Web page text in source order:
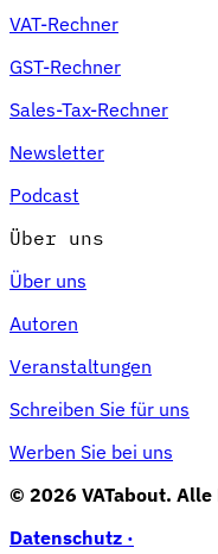
VAT-Rechner
GST-Rechner
Sales-Tax-Rechner
Newsletter
Podcast
Über uns
Über uns
Autoren
Veranstaltungen
Schreiben Sie für uns
Werben Sie bei uns
© 2026 VATabout.
Datenschutz ·